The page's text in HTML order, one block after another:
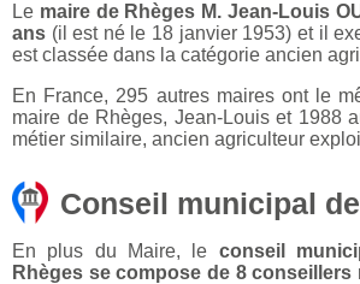
Le maire de Rhèges M. Jean-Louis
ans (il est né le 18 janvier 1953) et il
est classée dans la catégorie ancien
En France, 295 autres maires ont le
maire de Rhèges, Jean-Louis et 1988
métier similaire, ancien agriculteur
Conseil municipal
En plus du Maire, le conseil
Rhèges se compose de 8 conseillers